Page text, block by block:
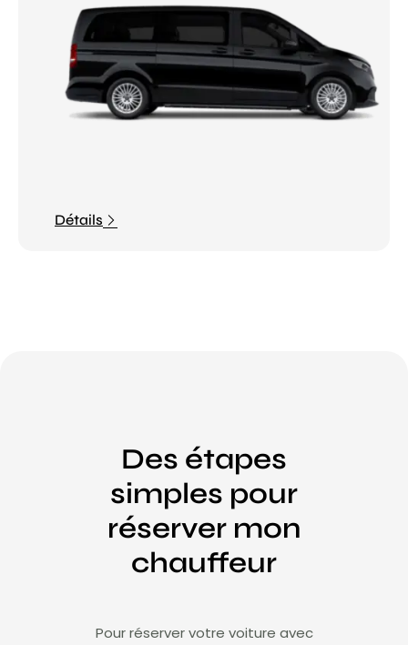
Détails
Des étapes
simples pour
réserver mon
chauffeur
Pour réserver votre voiture avec